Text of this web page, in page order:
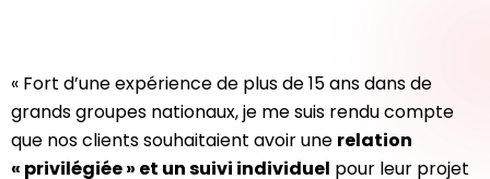
« Fort d’une expérience de plus de 15 ans dans de
grands groupes nationaux, je me suis rendu compte
que nos clients souhaitaient avoir une relation
« privilégiée » et un suivi individuel pour leur projet